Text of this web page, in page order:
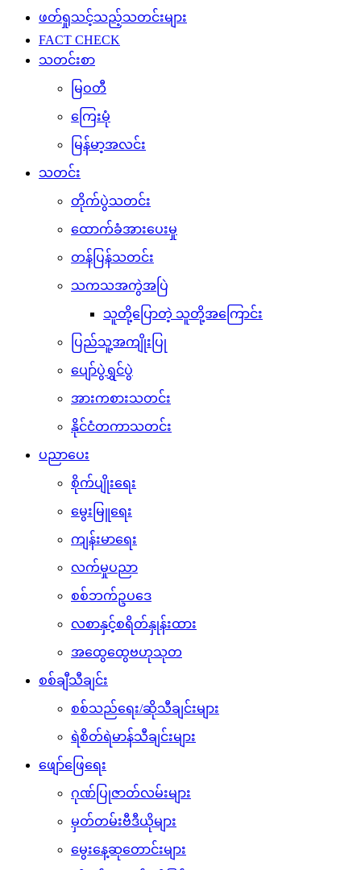
ဖတ်ရှုသင့်သည့်သတင်းများ
FACT CHECK
သတင်းစာ
မြဝတီ
ကြေးမုံ
မြန်မာ့အလင်း
သတင်း
တိုက်ပွဲသတင်း
ထောက်ခံအားပေးမှု
တန်ပြန်သတင်း
သကသအကွဲအပြဲ
သူတို့ပြောတဲ့ သူတို့အကြောင်း
ပြည်သူ့အကျိုးပြု
ပျော်ပွဲရွှင်ပွဲ
အားကစားသတင်း
နိုင်ငံတကာသတင်း
ပညာပေး
စိုက်ပျိုးရေး
မွေးမြူရေး
ကျန်းမာရေး
လက်မှုပညာ
စစ်ဘက်ဥပဒေ
လစာနှင့်စရိတ်နှုန်းထား
အထွေထွေဗဟုသုတ
စစ်ချီသီချင်း
စစ်သည်ရေး/ဆိုသီချင်းများ
ရဲစိတ်ရဲမာန်သီချင်းများ
ဖျော်ဖြေရေး
ဂုဏ်ပြုဇာတ်လမ်းများ
မှတ်တမ်းဗီဒီယိုများ
မွေးနေ့ဆုတောင်းများ